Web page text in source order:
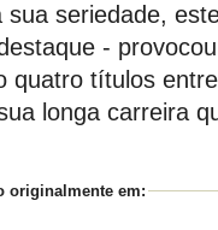
seriedade,
-
quatro títulos
longa carreira
originalmente em: